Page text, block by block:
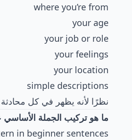
where you’re from
your age
your job or role
your feelings
your location
simple descriptions
نظرًا لأنه يظهر في كل محادثة
ما هو تركيب الجملة
in beginner sentences.